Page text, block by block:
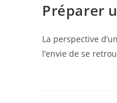
Préparer
La perspective
l’envie de se